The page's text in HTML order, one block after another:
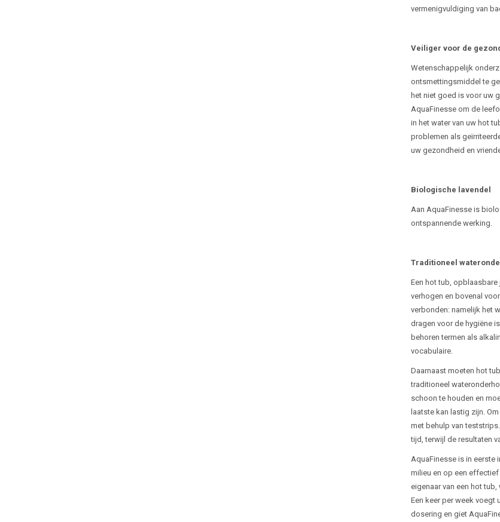
vermenigvuldiging van
Veiliger voor de
Wetenschappelijk
ontsmettingsmiddel te
het niet goed is voor uw
AquaFinesse om de
in het water van uw hot
problemen als
uw gezondheid en
Biologische lavendel
Aan AquaFinesse is
ontspannende werking.
Traditioneel
Een hot tub,
verhogen en bovenal
verbonden: namelijk het
dragen voor de hygiëne
behoren termen als
vocabulaire.
Daarnaast moeten hot
traditioneel
schoon te houden en
laatste kan lastig zijn.
met behulp van
tijd, terwijl de resultaten
AquaFinesse is in
milieu en op een
eigenaar van een hot
Een keer per week voegt
dosering en giet